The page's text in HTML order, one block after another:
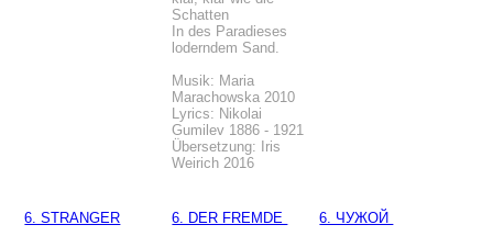
Schatten
In des Paradieses
loderndem Sand.
Musik: Maria
Marachowska 2010
Lyrics: Nikolai
Gumilev 1886 - 1921
Übersetzung: Iris
Weirich 2016
6. STRANGER 6. DER FREMDE
6. ЧУЖОЙ